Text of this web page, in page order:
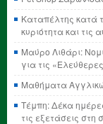
Καταπέλτης κατά
κυριότητα και τις
Μαύρο Λιθάρι:
για τις
Μαθήματα
Τέμπη: Δέκα
τις εξετάσεις στη